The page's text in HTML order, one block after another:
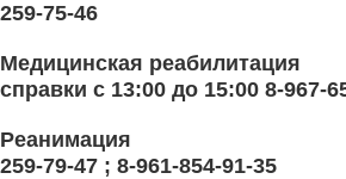
259-75-46
Медицинская реабилитация
справки с 13:00 до 15:00 8-967-
Реанимация
259-79-47 ; 8-961-854-91-35